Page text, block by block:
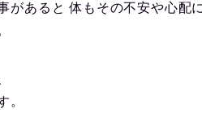
があると 体もその不安や⼼配
。